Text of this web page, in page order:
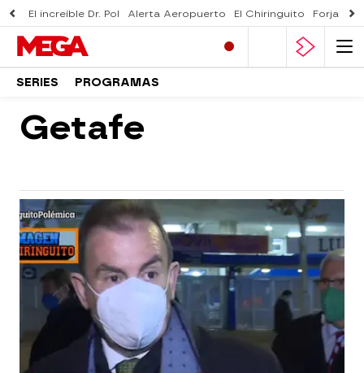
El increíble Dr. Pol Alerta Aeropuerto El Chiringuito Forjado
SERIES PROGRAMAS
Getafe